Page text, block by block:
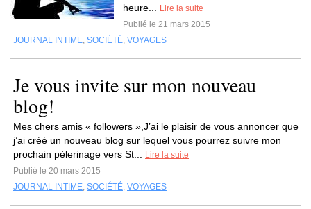
heure...
Lire la suite
Publié le 21 mars 2015
JOURNAL INTIME, SOCIÉTÉ, VOYAGES
Je vous invite sur mon nouveau
blog!
Mes chers amis « followers »,J’ai le plaisir de vous annoncer que
j’ai créé un nouveau blog sur lequel vous pourrez suivre mon
prochain pèlerinage vers St...
Lire la suite
Publié le 20 mars 2015
JOURNAL INTIME, SOCIÉTÉ, VOYAGES